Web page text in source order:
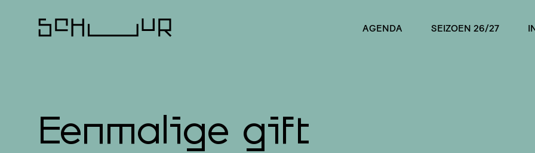
AGENDA SEIZOEN 26/27
Eenmalige gift